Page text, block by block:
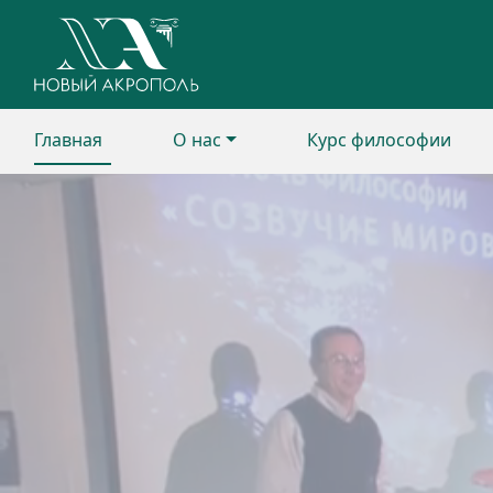
Главная О нас Курс философии